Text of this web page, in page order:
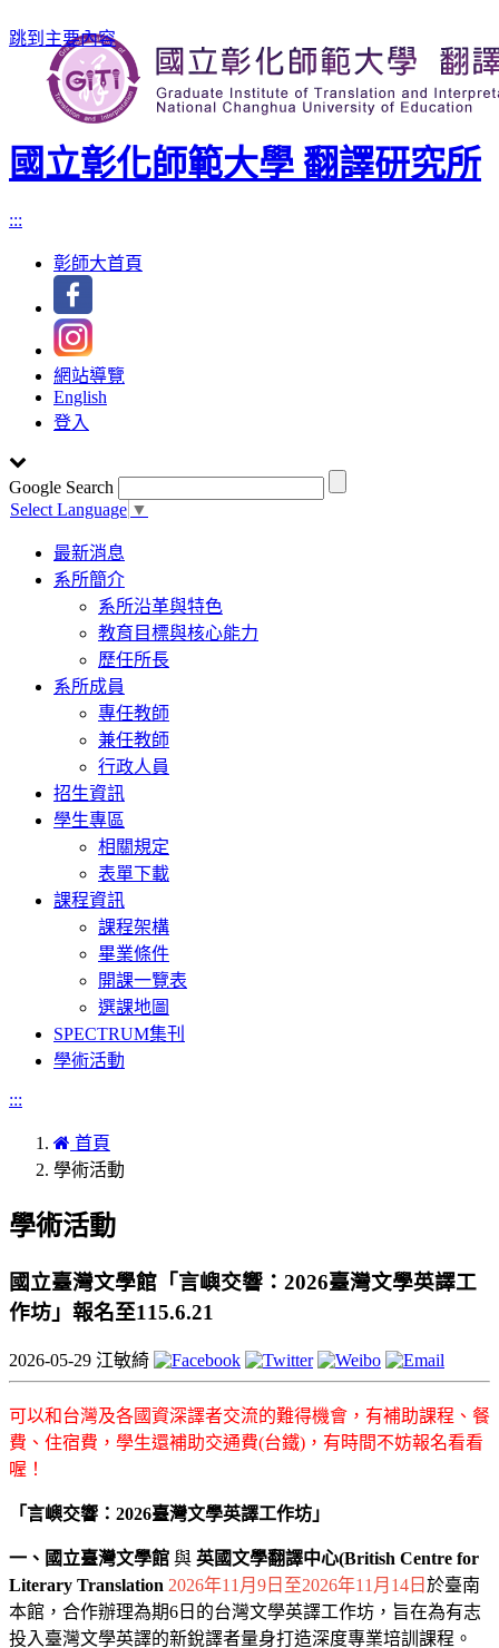
跳到主要內容
國立彰化師範大學 翻譯研究所
:::
彰師大首頁
網站導覽
English
登入
Google Search
Select Language ▼
Toggle
navigation
最新消息
系所簡介
系所沿革與特色
教育目標與核心能力
歷任所長
系所成員
專任教師
兼任教師
行政人員
招生資訊
學生專區
相關規定
表單下載
課程資訊
課程架構
畢業條件
開課一覽表
選課地圖
SPECTRUM集刊
學術活動
:::
首頁
學術活動
學術活動
國立臺灣文學館「言嶼交響：2026臺灣文學英譯工
作坊」報名至115.6.21
2026-05-29 江敏綺
可以和台灣及各國資深譯者交流的難得機會，有補助課程、餐
費、住宿費，學生還補助交通費(台鐵)，有時間不妨報名看看
喔！
「言嶼交響：2026臺灣文學英譯工作坊」
一、國立臺灣文學館 與 英國文學翻譯中心(British Centre for
Literary Translation 2026年11月9日至2026年11月14日 於臺南
本館，合作辦理為期6日的台灣文學英譯工作坊，旨在為有志
投入臺灣文學英譯的新銳譯者量身打造深度專業培訓課程。